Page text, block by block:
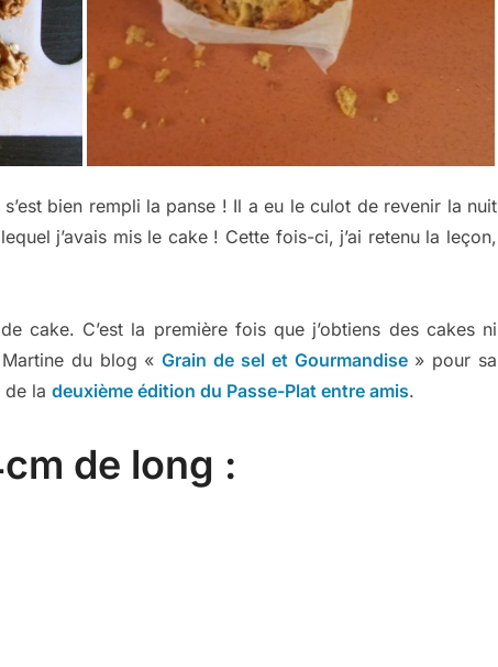
bien rempli la panse ! Il a eu le culot de revenir la nuit
j’avais mis le cake ! Cette fois-ci, j’ai retenu la leçon,
cake. C’est la première fois que j’obtiens des cakes ni
Martine du blog «Grain de sel et Gourmandise» pour sa
de la deuxième édition du Passe-Plat entre amis.
de long :